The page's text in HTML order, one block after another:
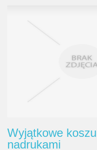
Wyjątkowe
nadrukami